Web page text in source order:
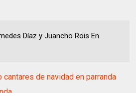
Díaz y Juancho Rois En
cantares de navidad en parranda